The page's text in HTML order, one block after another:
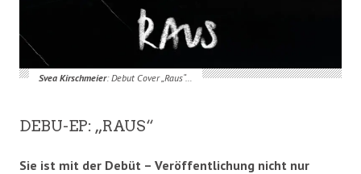
Svea Kirschmeier: Debut Cover „Raus“…
DEBU-EP: „RAUS“
Sie ist mit der Debüt – Veröffentlichung nicht nur